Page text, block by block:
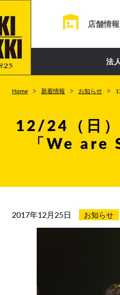
店舗情報
法
Home 新着情報 お知らせ
12/24（日）
「We are
2017年12月25日 お知らせ